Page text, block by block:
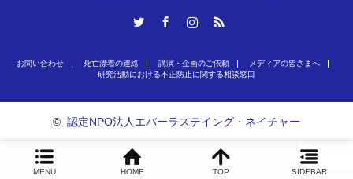
お問い合わせ 死亡漂着の連絡 講演・企画のご依頼
メディアの皆さまへ
研究活動における不正防止に関する相談窓口
MENU HOME TOP SIDEBAR
© 認定NPO法人エバーラステイング・ネイチャー